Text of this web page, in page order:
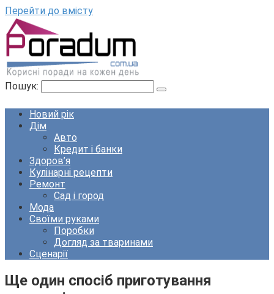
Перейти до вмісту
Пошук:
Новий рік
Дім
Авто
Кредит і банки
Здоров’я
Кулінарні рецепти
Ремонт
Сад і город
Мода
Своїми руками
Поробки
Догляд за тваринами
Сценарії
Ще один спосіб приготування